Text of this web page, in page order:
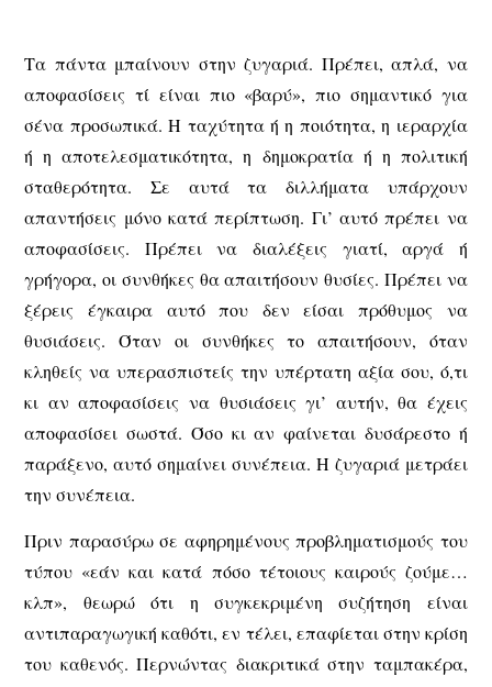
Τα πάντα μπαίνουν στην ζυγαριά. Πρέπει, απλά, να
αποφασίσεις τί είναι πιο «βαρύ», πιο σημαντικό για
σένα προσωπικά. Η ταχύτητα ή η ποιότητα, η ιεραρχία
ή η αποτελεσματικότητα, η δημοκρατία ή η πολιτική
σταθερότητα. Σε αυτά τα διλλήματα υπάρχουν
απαντήσεις μόνο κατά περίπτωση. Γι’ αυτό πρέπει να
αποφασίσεις. Πρέπει να διαλέξεις γιατί, αργά ή
γρήγορα, οι συνθήκες θα απαιτήσουν θυσίες. Πρέπει να
ξέρεις έγκαιρα αυτό που δεν είσαι πρόθυμος να
θυσιάσεις. Όταν οι συνθήκες το απαιτήσουν, όταν
κληθείς να υπερασπιστείς την υπέρτατη αξία σου, ό,τι
κι αν αποφασίσεις να θυσιάσεις γι’ αυτήν, θα έχεις
αποφασίσει σωστά. Όσο κι αν φαίνεται δυσάρεστο ή
παράξενο, αυτό σημαίνει συνέπεια. Η ζυγαριά μετράει
την συνέπεια.
Πριν παρασύρω σε αφηρημένους προβληματισμούς του
τύπου «εάν και κατά πόσο τέτοιους καιρούς ζούμε…
κλπ», θεωρώ ότι η συγκεκριμένη συζήτηση είναι
αντιπαραγωγική καθότι, εν τέλει, επαφίεται στην κρίση
του καθενός. Περνώντας διακριτικά στην ταμπακέρα,